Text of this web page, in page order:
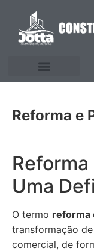
Reforma e
Uma
O termo reforma
transformação
comercial, de